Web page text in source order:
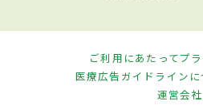
ご利用にあたってプ
医療広告ガイドラインに
運営会社